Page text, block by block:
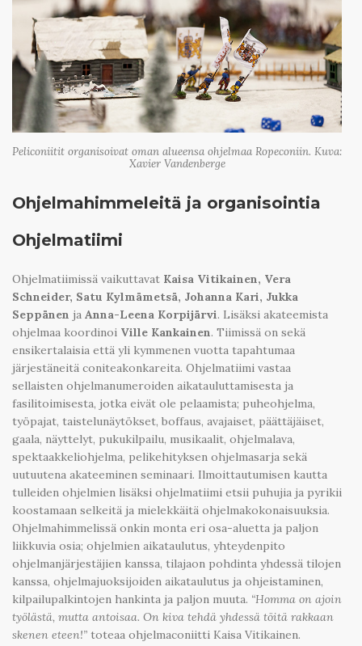
Peliconiitit organisoivat oman alueensa ohjelmaa Ropeconiin. Kuva:
Xavier Vandenberge
Ohjelmahimmeleitä ja organisointia
Ohjelmatiimi
Ohjelmatiimissä vaikuttavat Kaisa Vitikainen, Vera
Schneider, Satu Kylmämetsä, Johanna Kari, Jukka
Seppänen ja Anna-Leena Korpijärvi. Lisäksi akateemista
ohjelmaa koordinoi Ville Kankainen. Tiimissä on sekä
ensikertalaisia että yli kymmenen vuotta tapahtumaa
järjestäneitä coniteakonkareita. Ohjelmatiimi vastaa
sellaisten ohjelmanumeroiden aikatauluttamisesta ja
fasilitoimisesta, jotka eivät ole pelaamista; puheohjelma,
työpajat, taistelunäytökset, boffaus, avajaiset, päättäjäiset,
gaala, näyttelyt, pukukilpailu, musikaalit, ohjelmalava,
spektaakkeliohjelma, pelikehityksen ohjelmasarja sekä
uutuutena akateeminen seminaari. Ilmoittautumisen kautta
tulleiden ohjelmien lisäksi ohjelmatiimi etsii puhujia ja pyrikii
koostamaan selkeitä ja mielekkäitä ohjelmakokonaisuuksia.
Ohjelmahimmelissä onkin monta eri osa-aluetta ja paljon
liikkuvia osia; ohjelmien aikataulutus, yhteydenpito
ohjelmanjärjestäjien kanssa, tilajaon pohdinta yhdessä tilojen
kanssa, ohjelmajuoksijoiden aikataulutus ja ohjeistaminen,
kilpailupalkintojen hankinta ja paljon muuta. “Homma on ajoin
työlästä, mutta antoisaa. On kiva tehdä yhdessä töitä rakkaan
skenen eteen!” toteaa ohjelmaconiitti Kaisa Vitikainen.